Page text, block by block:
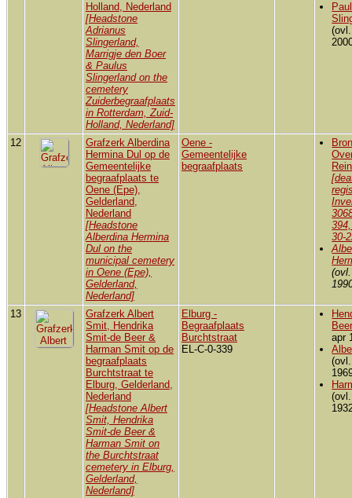
Holland, Nederland
[Headstone
Adrianus
Slingerland,
Marrigje den Boer
& Paulus
Slingerland on the
cemetery
Zuiderbegraafplaats
in Rotterdam, Zuid-
Holland, Nederland]
12
Grafzerk Alberdina
Hermina Dul op de
Gemeentelijke
begraafplaats te
Oene (Epe),
Gelderland,
Nederland
[Headstone
Alberdina Hermina
Dul on the
municipal cemetery
in Oene (Epe),
Gelderland,
Nederland]
Oene -
Gemeentelijke
begraafplaats
30-
13
Grafzerk Albert
Smit, Hendrika
Smit-de Beer &
Harman Smit op de
begraafplaats
Burchtstraat te
Elburg, Gelderland,
Nederland
[Headstone Albert
Smit, Hendrika
Smit-de Beer &
Harman Smit on
the Burchtstraat
cemetery in Elburg,
Gelderland,
Nederland]
Elburg -
Begraafplaats
Burchtstraat
EL-C-0-339
apr